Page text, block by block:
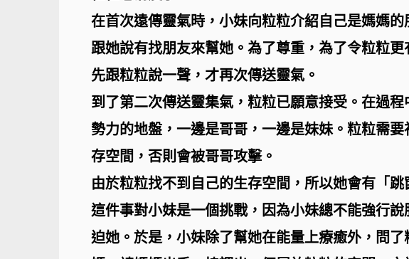
在首次遠傳靈氣時，小妹向粒粒介紹自己是媽媽
跟她說有找朋友來幫她。為了尊重，為了令粒粒
先跟粒粒說一聲，才再次傳送靈氣。
到了第二次傳送靈集氣，粒粒已願意接受。在過
勢力的地盤，一邊是哥哥，一邊是妹妹。粒粒需
存空間，否則會被哥哥攻擊。
由於粒粒找不到自己的生存空間，所以她會有「
這件事對小妹是一個挑戰，因為小妹總不能強行
迫她。於是，小妹除了幫她在能量上療癒外，問